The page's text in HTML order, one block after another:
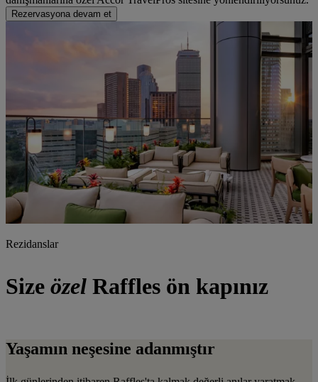
Rezervasyona devam et
Rezidanslar
Size özel Raffles ön kapınız
Yaşamın neşesine adanmıştır